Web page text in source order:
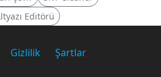
Editörü
Gizlilik Şartlar